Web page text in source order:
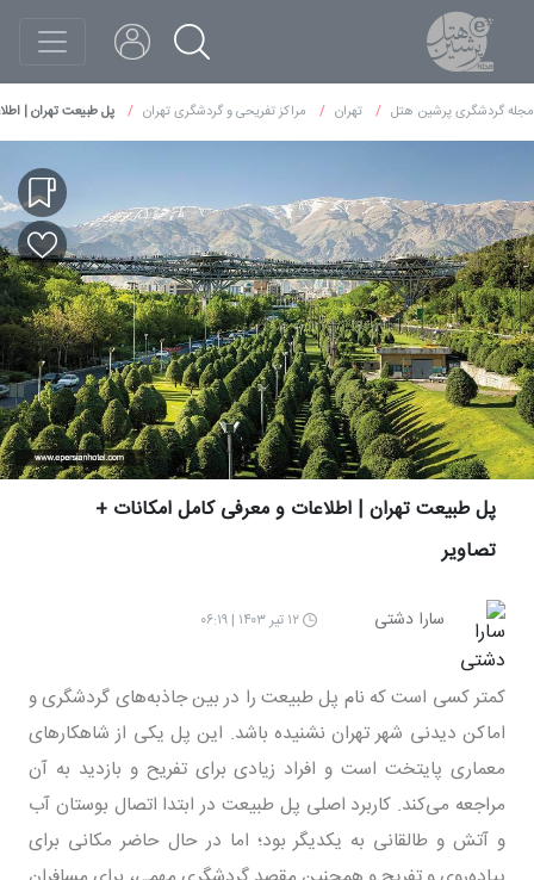
مجله گردشگری پرشین هتل تهران مراکز تفریحی و گردشگری تهران پل طبیعت تهران |
پل طبیعت تهران | اطلاعات و معرفی کامل امکانات +
تصاویر
سارا دشتی ۱۲ تیر ۱۴۰۳ | ۰۶:۱۹
کمتر کسی است که نام پل طبیعت را در بین جاذبه‌های گردشگری و
اماکن دیدنی شهر تهران نشنیده باشد. این پل یکی از شاهکارهای
معماری پایتخت است و افراد زیادی برای تفریح و بازدید به آن
مراجعه می‌کند. کاربرد اصلی پل طبیعت در ابتدا اتصال بوستان آب
و آتش و طالقانی به یکدیگر بود؛ اما در حال حاضر مکانی برای